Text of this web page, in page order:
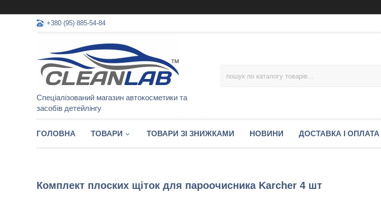
+380 (95) 885-54-84
Спеціалізований магазин автокосметики та
засобів детейлінгу
ГОЛОВНА ТОВАРИ ТОВАРИ ЗІ ЗНИЖКАМИ НОВИНИ ДОСТАВКА І ОПЛАТА
Комплект плоских щіток для пароочисника Karcher 4 шт